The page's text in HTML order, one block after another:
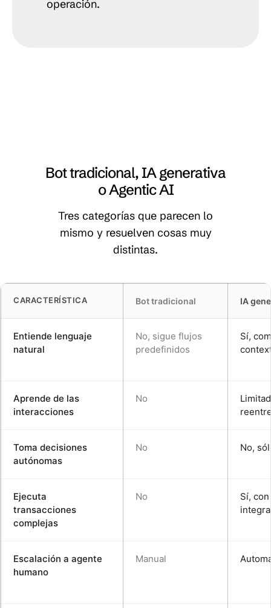
operación.
Bot tradicional, IA generativa
o Agentic AI
Tres categorías que parecen lo
mismo y resuelven cosas muy
distintas.
CARACTERÍSTICA Bot tradicional IA
Entiende lenguaje
natural
No, sigue flujos
predefinidos
Sí,
Aprende de las
interacciones
No
Toma decisiones
autónomas
No No,
Ejecuta
transacciones
complejas
No
Sí, con
Escalación a agente
humano
Manual